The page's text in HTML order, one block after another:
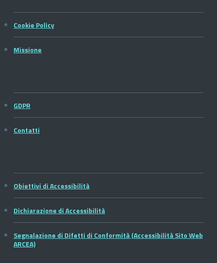
Cookie Policy
Missione
GDPR
Contatti
Obiettivi di Accessibilità
Dichiarazione di Accessibilità
Segnalazione di Difetti di Conformità (Accessibilità Sito Web
ARCEA)